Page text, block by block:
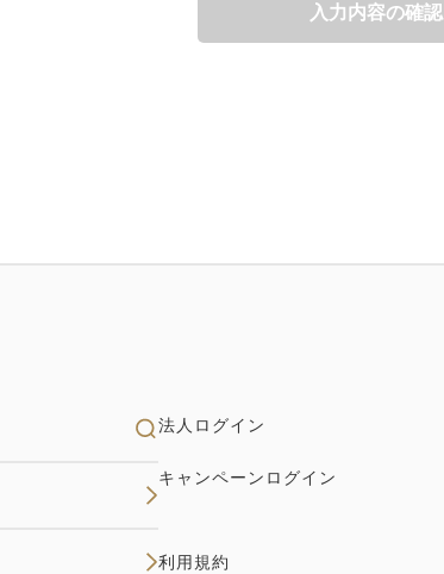
入力内容の確認
法人ログイン
キャンペーンログイン
利用規約